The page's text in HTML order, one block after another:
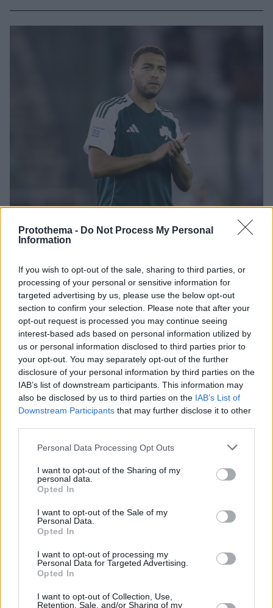
Protothema - Do Not Process My Personal
Information
If you wish to opt-out of the sale, sharing to third parties, or
processing of your personal or sensitive information for
targeted advertising by us, please use the below opt-out
section to confirm your selection. Please note that after your
opt-out request is processed you may continue seeing
interest-based ads based on personal information utilized by
us or personal information disclosed to third parties prior to
your opt-out. You may separately opt-out of the further
disclosure of your personal information by third parties on the
IAB’s list of downstream participants. This information may
also be disclosed by us to third parties on the IAB’s List of
Downstream Participants that may further disclose it to other
Please note that this website/app uses one or more Google
not limited to your visit or usage behaviour. You may click to
grant or deny consent to Google and its third-party tags to
use your data for below specified purposes in below Google
consent section.
Personal Data Processing Opt Outs
I want to opt-out of the Sharing of my
personal data.
Opted In
I want to opt-out of the Sale of my
Personal Data.
Opted In
I want to opt-out of processing my
Personal Data for Targeted Advertising.
Opted In
I want to opt-out of Collection, Use,
Retention, Sale, and/or Sharing of my
Παναθηναϊκός: Χωρίς Ντέσερς και Πελίστρι η αποστολή
για το παιχνίδι με τους Γκόου Αχέντ Ιγκλς
Στην αποστολή για το παιχνίδι της Πέμπτης
επέστρεψε ο Ντραγκόφσκι
01.10.2025, 19:41